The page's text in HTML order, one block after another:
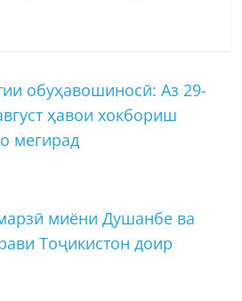
обуҳавошиносӣ: Аз 29-
ҳавои хокбориш
мегирад
миёни Душанбе ва
Тоҷикистон доир